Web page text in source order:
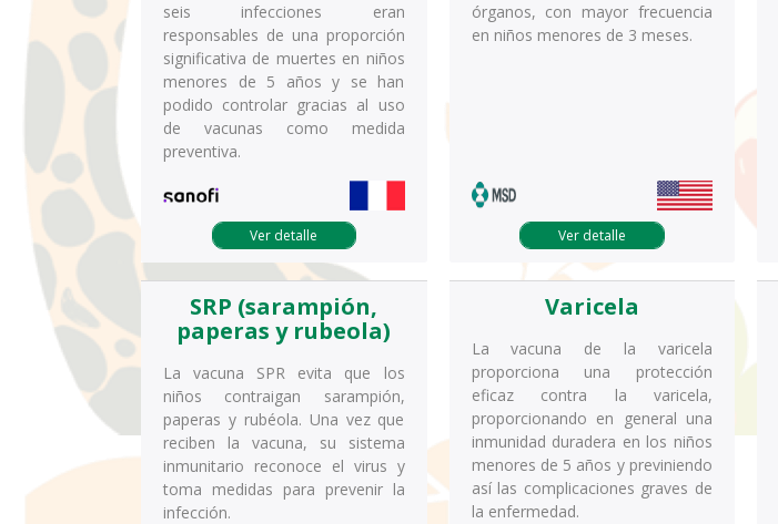
seis infecciones eran
responsables de una proporción
significativa de muertes en niños
menores de 5 años y se han
podido controlar gracias al uso
de vacunas como medida
preventiva.
Ver detalle
órganos, con mayor frecuencia
en niños menores de 3 meses.
Ver detalle
SRP (sarampión,
paperas y rubeola)
La vacuna SPR evita que los
niños contraigan sarampión,
paperas y rubéola. Una vez que
reciben la vacuna, su sistema
inmunitario reconoce el virus y
toma medidas para prevenir la
infección.
Varicela
La vacuna de la varicela
proporciona una protección
eficaz contra la varicela,
proporcionando en general una
inmunidad duradera en los niños
menores de 5 años y previniendo
así las complicaciones graves de
la enfermedad.